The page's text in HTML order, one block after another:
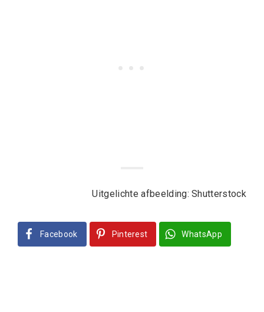
Uitgelichte afbeelding: Shutterstock
Facebook Pinterest WhatsApp